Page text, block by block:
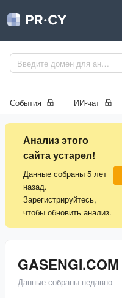
События ИИ-чат
Анализ этого
сайта устарел!
Данные собраны 5 лет
назад.
Зарегистрируйтесь,
чтобы обновить анализ.
GASENGI.COM
Данные собраны недавно